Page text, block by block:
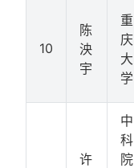
10
陈
泱
宇
重
庆
大
学
许
中
科
院